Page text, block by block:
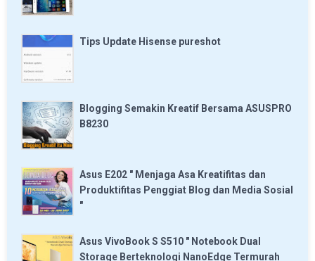
Tips Update Hisense pureshot
Blogging Semakin Kreatif Bersama ASUSPRO
B8230
Asus E202 " Menjaga Asa Kreatifitas dan
Produktifitas Penggiat Blog dan Media Sosial
"
Asus VivoBook S S510 " Notebook Dual
Storage Berteknologi NanoEdge Termurah